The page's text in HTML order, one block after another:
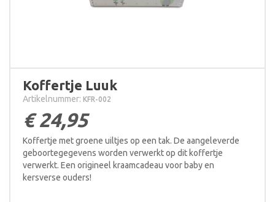
Koffertje Luuk
Artikelnummer: KFR-002
€24,95
Koffertje met groene uiltjes op een tak. De aangeleverde
geboortegegevens worden verwerkt op dit koffertje
verwerkt. Een origineel kraamcadeau voor baby en
kersverse ouders!